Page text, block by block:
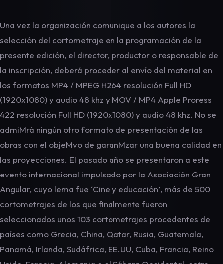
Una vez la organización comunique a los autores la
selección del cortometraje en la programación de la
presente edición, el director, productor o responsable de
la inscripción, deberá proceder al envío del material en
los formatos MP4 / MPEG H264 resolución Full HD
(1920x1080) y audio 48 khz y MOV / MP4 Apple Proress
422 resolución Full HD (1920x1080) y audio 48 khz. No se
admiMrá ningún otro formato de presentación de las
obras con el objeMvo de garanMzar una buena calidad en
las proyecciones. El pasado año se presentaron a este
evento internacional impulsado por la Asociación Gran
Angular, cuyo lema fue ‘Cine y educación’, más de 500
cortometrajes de los que finalmente fueron
seleccionados unos 103 cortometrajes procedentes de
países como Grecia, China, Qatar, Rusia, Guatemala,
Panamá, Irlanda, Sudáfrica, EE.UU, Cuba, Francia, Reino